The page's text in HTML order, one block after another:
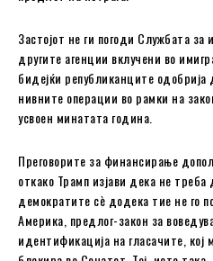
Застојот не ги погоди Службата
другите агенции вклучени во
бидејќи републиканците
нивните операции во рамки на
усвоен минатата година.
Преговорите за финансирање
откако Трамп изјави дека не треба
демократите сè додека тие не го
Америка, предлог-закон за
идентификација на гласачите,